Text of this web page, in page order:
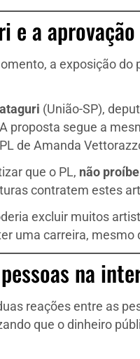
e a
a exposição
(União-SP),
A proposta segue a
de Amanda
que o PL, não
contratem estes
excluir muitos
uma carreira,
na
reações entre as
que o dinheiro